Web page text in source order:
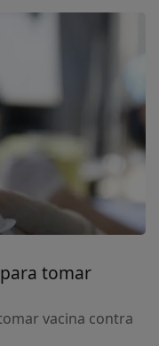
tomar
vacina contra